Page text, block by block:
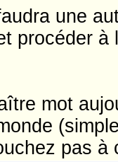
une
procéder
mot
pas à